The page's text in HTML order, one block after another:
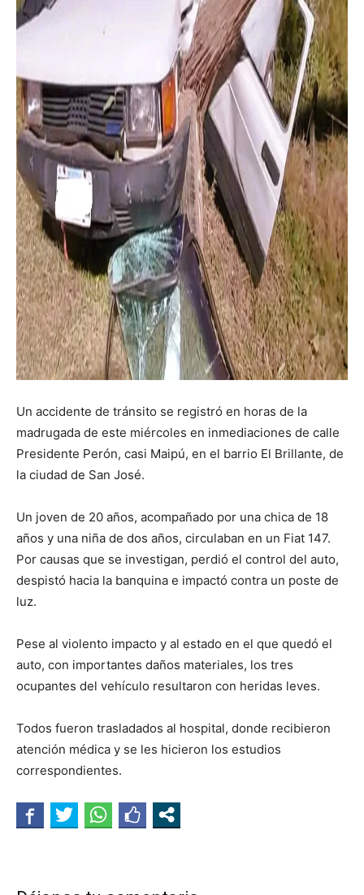
Un accidente de tránsito se registró en horas de la
madrugada de este miércoles en inmediaciones de calle
Presidente Perón, casi Maipú, en el barrio El Brillante, de
la ciudad de San José.
Un joven de 20 años, acompañado por una chica de 18
años y una niña de dos años, circulaban en un Fiat 147.
Por causas que se investigan, perdió el control del auto,
despistó hacia la banquina e impactó contra un poste de
luz.
Pese al violento impacto y al estado en el que quedó el
auto, con importantes daños materiales, los tres
ocupantes del vehículo resultaron con heridas leves.
Todos fueron trasladados al hospital, donde recibieron
atención médica y se les hicieron los estudios
correspondientes.